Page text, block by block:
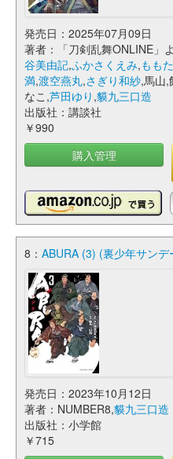
発売日：2025年07月09日
著者：「刀剣乱舞ONLINE」
谷美由記,ふかさくえみ,もも
満,渡空燕丸,さぎり和紗,馬山,
なこ,芦田ゆり ,貘九三口造
出版社：講談社
￥990
購入管理
8： ABURA (3) (裏少年サンデ
発売日：2023年10月12日
著者：NUMBER8,貘九三口造
出版社：小学館
￥715